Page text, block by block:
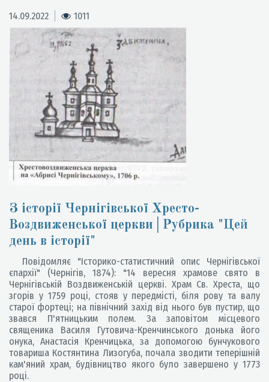
14.09.2022 1011
З історії Чернігівської Хресто-
Воздвиженської церкви│Рубрика "Цей
день в історії"
Повідомляє "Історико-статистичний опис Чернігівської
єпархії" (Чернігів, 1874): "14 вересня храмове свято в
Чернігівській Воздвиженській церкві. Храм Св. Хреста, що
згорів у 1759 році, стояв у передмісті, біля рову та валу
старої фортеці; на північний захід від нього був пустир, що
звався П'ятницьким полем. За заповітом місцевого
священика Василя Гутовича-Кренчинського донька його
онука, Анастасія Кренчицька, за допомогою бунчукового
товариша Костянтина Лизогуба, почала зводити теперішній
кам'яний храм, будівництво якого було завершено у 1773
році.